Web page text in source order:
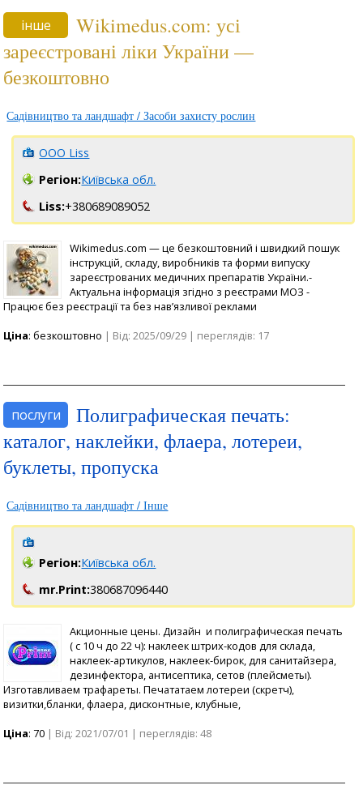
інше
Wikimedus.com: усі
зареєстровані ліки України —
безкоштовно
Садівництво та ландшафт / Засоби захисту рослин
OOO Liss
Регіон:Київська обл.
Liss:+380689089052
Wikimedus.com — це безкоштовний і швидкий пошук
інструкцій, складу, виробників та форми випуску
зареєстрованих медичних препаратів України.-
Актуальна інформація згідно з реєстрами МОЗ -
Працює без реєстрації та без нав’язливої реклами
Ціна: безкоштовно | Від: 2025/09/29 | переглядів: 17
послуги
Полиграфическая печать:
каталог, наклейки, флаера, лотереи,
буклеты, пропуска
Садівництво та ландшафт / Інше
Регіон:Київська обл.
mr.Print:380687096440
Акционные цены. Дизайн и полиграфическая печать
( с 10 ч до 22 ч): наклеек штрих-кодов для склада,
наклеек-артикулов, наклеек-бирок, для санитайзера,
дезинфектора, антисептика, сетов (плейсметы).
Изготавливаем трафареты. Печататаем лотереи (скретч),
визитки,бланки, флаера, дисконтные, клубные,
Ціна: 70 | Від: 2021/07/01 | переглядів: 48